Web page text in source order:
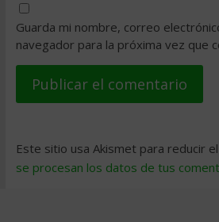
Guarda mi nombre, correo
navegador para la próxima vez que
Este sitio usa Akismet para reducir
se procesan los datos de tus